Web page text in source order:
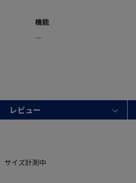
機能
―
レビュー
サイズ計測中